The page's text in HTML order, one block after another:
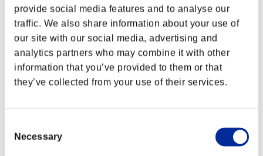
provide social media features and to analyse our
traffic. We also share information about your use of
our site with our social media, advertising and
analytics partners who may combine it with other
information that you’ve provided to them or that
they’ve collected from your use of their services.
Selection
Necessary
RANK